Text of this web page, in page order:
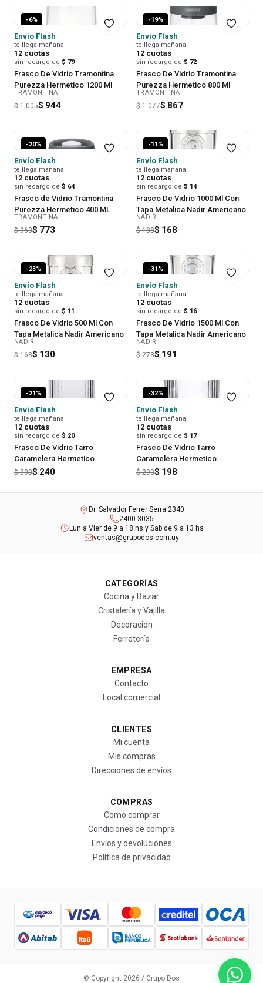
-6%
Envío Flash
te llega mañana
12 cuotas
sin recargo de $ 79
Frasco De Vidrio Tramontina
Purezza Hermetico 1200 Ml
TRAMONTINA
$ 1.005$ 944
-19%
Envío Flash
te llega mañana
12 cuotas
sin recargo de $ 72
Frasco De Vidrio Tramontina
Purezza Hermetico 800 Ml
TRAMONTINA
$ 1.077$ 867
-20%
Envío Flash
te llega mañana
12 cuotas
sin recargo de $ 64
Frasco de Vidrio Tramontina
Purezza Hermetico 400 ML
TRAMONTINA
$ 963$ 773
-11%
Envío Flash
te llega mañana
12 cuotas
sin recargo de $ 14
Frasco De Vidrio 1000 Ml Con
Tapa Metalica Nadir Americano
NADIR
$ 188$ 168
-23%
Envío Flash
te llega mañana
12 cuotas
sin recargo de $ 11
Frasco De Vidrio 500 Ml Con
Tapa Metalica Nadir Americano
NADIR
$ 168$ 130
-31%
Envío Flash
te llega mañana
12 cuotas
sin recargo de $ 16
Frasco De Vidrio 1500 Ml Con
Tapa Metalica Nadir Americano
NADIR
$ 278$ 191
-21%
Envío Flash
te llega mañana
12 cuotas
sin recargo de $ 20
Frasco De Vidrio Tarro
Caramelera Hermetico
Conserva 1300 Ml
$ 303$ 240
-32%
Envío Flash
te llega mañana
12 cuotas
sin recargo de $ 17
Frasco De Vidrio Tarro
Caramelera Hermetico
Conserva 1000 Ml
$ 293$ 198
Dr. Salvador Ferrer Serra 2340
2400 3035
Lun a Vier de 9 a 18 hs y Sab de 9 a 13 hs
ventas@grupodos.com.uy
CATEGORÍAS
Cocina y Bazar
Cristalería y Vajilla
Decoración
Ferretería
EMPRESA
Contacto
Local comercial
CLIENTES
Mi cuenta
Mis compras
Direcciones de envíos
COMPRAS
Como comprar
Condiciones de compra
Envíos y devoluciones
Política de privacidad
© Copyright 2026 / Grupo Dos